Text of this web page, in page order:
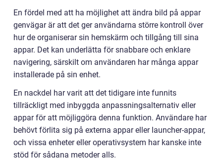
En fördel med att ha möjlighet att ändra bild på appar
genvägar är att det ger användarna större kontroll över
hur de organiserar sin hemskärm och tillgång till sina
appar. Det kan underlätta för snabbare och enklare
navigering, särskilt om användaren har många appar
installerade på sin enhet.
En nackdel har varit att det tidigare inte funnits
tillräckligt med inbyggda anpassningsalternativ eller
appar för att möjliggöra denna funktion. Användare har
behövt förlita sig på externa appar eller launcher-appar,
och vissa enheter eller operativsystem har kanske inte
stöd för sådana metoder alls.